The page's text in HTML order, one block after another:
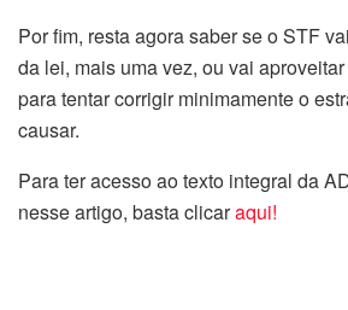
Por fim, resta agora saber se o STF
da lei, mais uma vez, ou vai
para tentar corrigir minimamente o
causar.
Para ter acesso ao texto integral da
nesse artigo, basta clicaraqui!